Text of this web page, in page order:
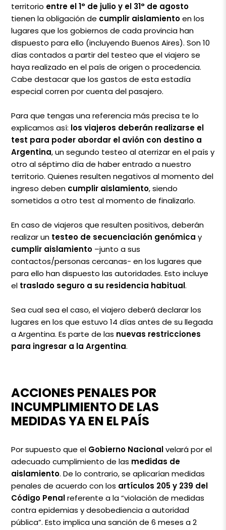
territorio entre el 1° de julio y el 31° de agosto
tienen la obligación de cumplir aislamientoen los
lugares que los gobiernos de cada provincia han
dispuesto para ello (incluyendo Buenos Aires). Son 10
días contados a partir del testeo que el viajero se
haya realizado en el país de origen o procedencia.
Cabe destacar que los gastos de esta estadía
especial corren por cuenta del pasajero.
Para que tengas una referencia más precisa te lo
explicamos así: los viajeros deberán realizarse el
test para poder abordar el avión con destino a
Argentina, un segundo testeo al aterrizar en el país y
otro al séptimo día de haber entrado a nuestro
territorio. Quienes resulten negativos al momento del
ingreso deben cumplir aislamiento, siendo
sometidos a otro test al momento de finalizarlo.
En caso de viajeros que resulten positivos, deberán
realizar un testeo de secuenciación genómica y
cumplir aislamiento –junto a sus
contactos/personas cercanas- en los lugares que
para ello han dispuesto las autoridades. Esto incluye
el traslado seguro a su residencia habitual.
Sea cual sea el caso, el viajero deberá declarar los
lugares en los que estuvo 14 días antes de su llegada
a Argentina. Es parte de las nuevas restricciones
para ingresar a la Argentina.
ACCIONES PENALES POR
INCUMPLIMIENTO DE LAS
MEDIDAS YA EN EL PAÍS
Por supuesto que el Gobierno Nacionalvelará por el
adecuado cumplimiento de las medidas de
aislamiento. De lo contrario, se aplicarían medidas
penales de acuerdo con los artículos 205 y 239 del
Código Penalreferente a la “violación de medidas
contra epidemias y desobediencia a autoridad
pública”. Esto implica una sanción de 6 meses a 2